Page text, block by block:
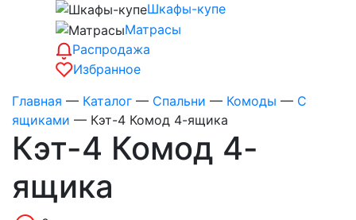
Шкафы-купе
Матрасы
Распродажа
Избранное
Главная — Каталог — Спальни — Комоды — С
ящиками — Кэт-4 Комод 4-ящика
Кэт-4 Комод 4-
ящика